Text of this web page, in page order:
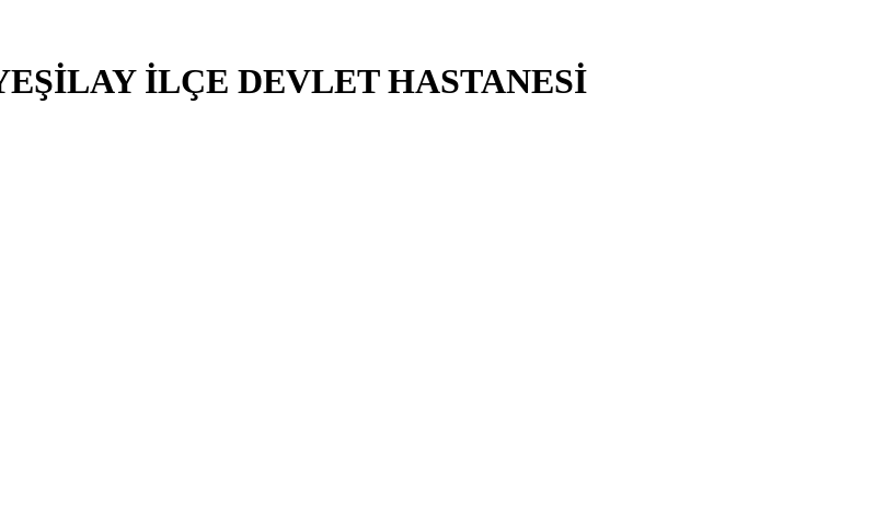
İLÇE DEVLET HASTANESİ